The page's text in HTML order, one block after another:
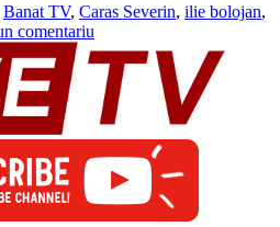
Banat TV, Caras Severin, ilie bolojan,
comentariu